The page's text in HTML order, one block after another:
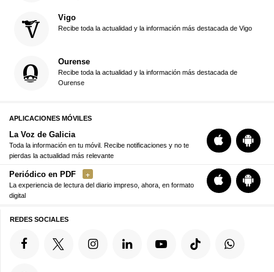
Vigo
Recibe toda la actualidad y la información más destacada de Vigo
Ourense
Recibe toda la actualidad y la información más destacada de
Ourense
APLICACIONES MÓVILES
La Voz de Galicia
Toda la información en tu móvil. Recibe notificaciones y no te
pierdas la actualidad más relevante
Periódico en PDF
La experiencia de lectura del diario impreso, ahora, en formato
digital
REDES SOCIALES